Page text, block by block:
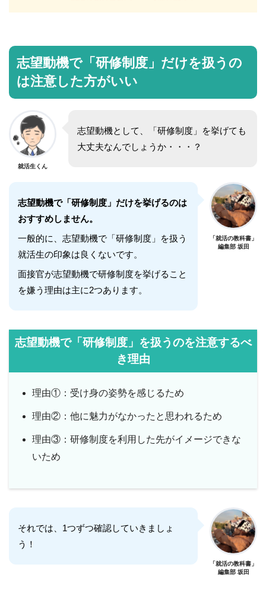
志望動機で「研修制度」だけを扱うの
は注意した方がいい
就活生くん
志望動機として、「研修制度」を挙げても
大丈夫なんでしょうか・・・？
志望動機で「研修制度」だけを挙げるのは
おすすめしません。
一般的に、志望動機で「研修制度」を扱う
就活生の印象は良くないです。
面接官が志望動機で研修制度を挙げること
を嫌う理由は主に2つあります。
「就活の教科書」
編集部 坂田
志望動機で「研修制度」を扱うのを注意するべ
き理由
理由①：受け身の姿勢を感じるため
理由②：他に魅力がなかったと思われるため
理由③：研修制度を利用した先がイメージできな
いため
それでは、1つずつ確認していきましょ
う！
「就活の教科書」
編集部 坂田